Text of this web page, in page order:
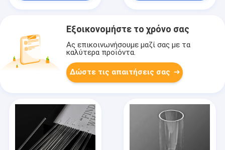
Εξοικονομήστε το χρόνο σας
Ας επικοινωνήσουμε μαζί σας με τα
καλύτερα προϊόντα.
Δώστε τις απαιτήσεις σας